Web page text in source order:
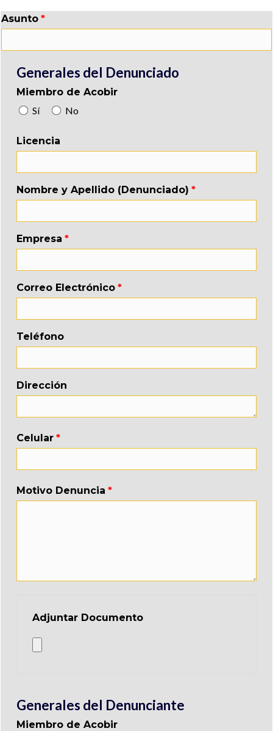
Asunto
Generales del Denunciado
Miembro de Acobir
Sí
No
Licencia
Nombre y Apellido (Denunciado)
Empresa
Correo Electrónico
Teléfono
Dirección
Celular
Motivo Denuncia
Adjuntar Documento
Generales del Denunciante
Miembro de Acobir